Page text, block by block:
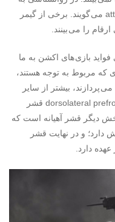
این پدیده پلک زدن توجهی یا attentional blink می گویند. برخی از گیمر
را می بینند.
بازی های اکشن به ما
که مربوط به توجه هستند،
پردازند، بیشتر از سایر
گیمرهاست. یکی از این نواحی، بخش dorsolateral prefrontal قشر
دیگر قشر آهیانه است که
دارد؛ و در نهایت قشر